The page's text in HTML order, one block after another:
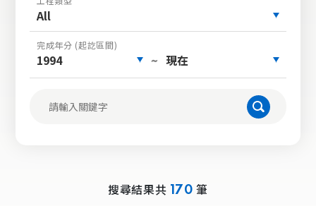
All
完成年分 (起訖區間)
1994 ~ 現在
搜尋結果共 170 筆